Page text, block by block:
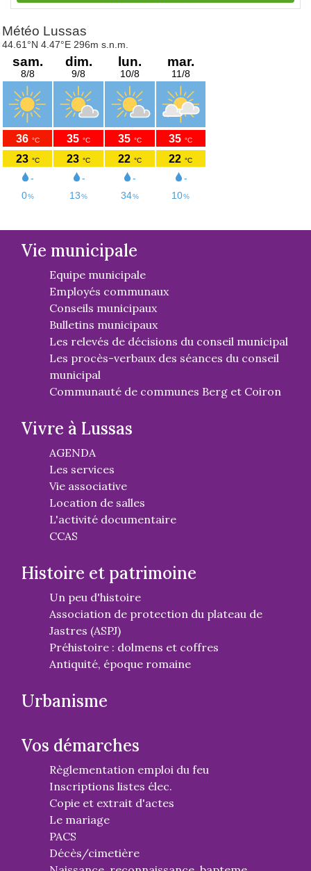
Vie municipale
Equipe municipale
Employés communaux
Conseils municipaux
Bulletins municipaux
Les relevés de décisions du conseil municipal
Les procès-verbaux des séances du conseil
municipal
Communauté de communes Berg et Coiron
Vivre à Lussas
AGENDA
Les services
Vie associative
Location de salles
L'activité documentaire
CCAS
Histoire et patrimoine
Un peu d'histoire
Association de protection du plateau de
Jastres (ASPJ)
Préhistoire : dolmens et coffres
Antiquité, époque romaine
Urbanisme
Vos démarches
Règlementation emploi du feu
Inscriptions listes élec.
Copie et extrait d'actes
Le mariage
PACS
Décès/cimetière